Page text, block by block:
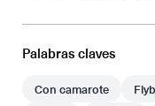
Palabras claves
Con camarote